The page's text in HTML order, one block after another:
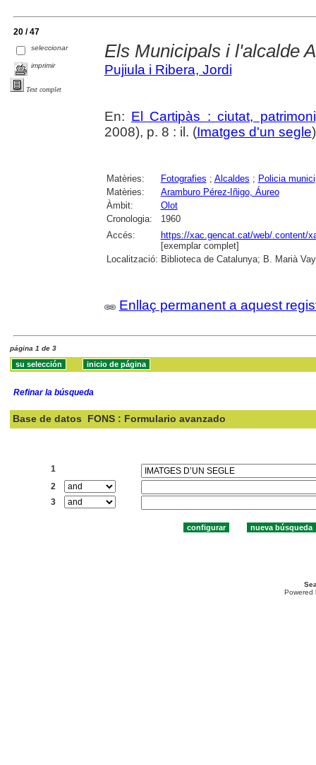
20 / 47
seleccionar
imprimir
Text complet
Els Municipals i l'alcalde
Pujiula i Ribera, Jordi
En: El Cartipàs : ciutat,
2008), p. 8 : il. (Imatges d'un segle
Matèries: Fotografies ; Alcaldes ; Policia
Matèries:
Aramburo Pérez-Iñigo, Áureo
Àmbit:
Olot
Cronologia:
1960
Accés:
https://xac.gencat.cat/web/.content/
[exemplar complet]
Localització: Biblioteca de Catalunya; B. Marià
Enllaç permanent a aquest
página 1 de 3
Refinar la búsqueda
Base de datos FONS : Formulario avanzado
1
2
3